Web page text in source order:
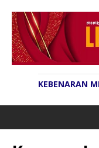
KEBENARAN